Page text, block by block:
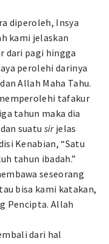
diperoleh, Insya
kami jelaskan
dari pagi hingga
perolehi darinya
Allah Maha Tahu.
tafakur
tahun maka dia
suatu sirjelas
Kenabian, “Satu
tahun ibadah.”
seseorang
bisa kami katakan,
Pencipta. Allah
dari hal